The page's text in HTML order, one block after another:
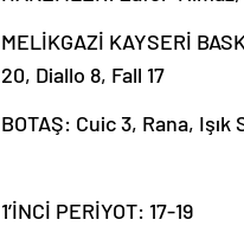
MELİKGAZİ KAYSERİ
20, Diallo 8, Fall 17
BOTAŞ: Cuic 3, Rana,
1’İNCİ PERİYOT: 17-19